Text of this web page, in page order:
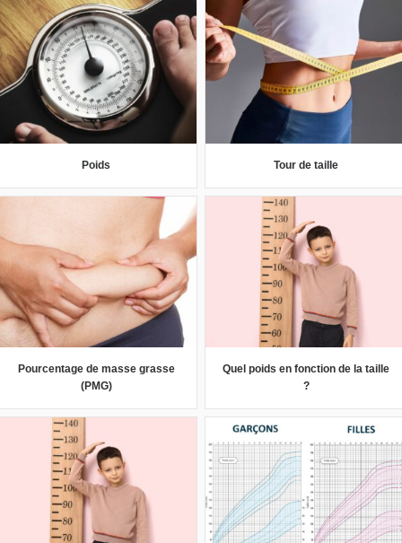
Poids Tour de taille
Pourcentage de masse grasse
(PMG)
Quel poids en fonction de la taille
?